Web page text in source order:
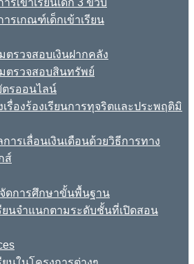
รเข้าเรียนเด็ก 3 ขวบ
รเกณฑ์เด็กเข้าเรียน
ตรวจสอบเงินฝากคลัง
ตรวจสอบสินทรัพย์
รออนไลน์
เรื่องร้องเรียนการทุจริตและประพฤติมิ
ารเลื่อนเงินเดือนด้วยวิธีการทาง
ส์
ดการศึกษาขั้นพื้นฐาน
ยนจำแนกตามระดับชั้นที่เปิดสอน